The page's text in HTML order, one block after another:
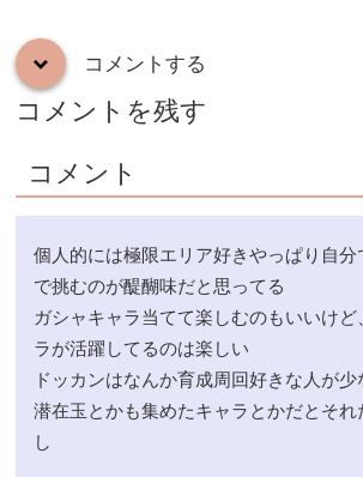
down コメントする
コメントを残す
コメント
個人的には極限エリア好きやっぱり自分
で挑むのが醍醐味だと思ってる
ガシャキャラ当てて楽しむのもいいけど
ラが活躍してるのは楽しい
ドッカンはなんか育成周回好きな人が
潜在玉とかも集めたキャラとかだとそれ
し